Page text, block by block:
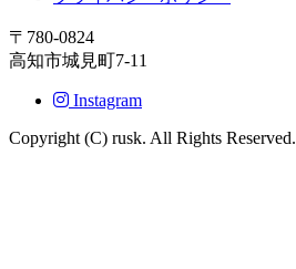
〒780-0824
高知市城見町7-11
Instagram
Copyright (C) rusk. All Rights Reserved.